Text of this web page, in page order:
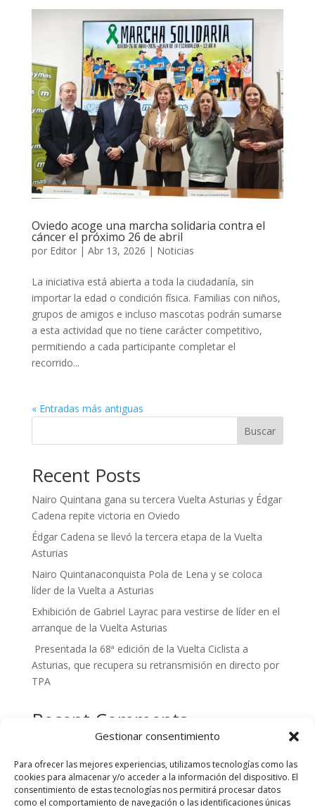
Gestionar consentimiento
Para ofrecer las mejores experiencias, utilizamos tecnologías como las
cookies para almacenar y/o acceder a la información del dispositivo. El
consentimiento de estas tecnologías nos permitirá procesar datos
como el comportamiento de navegación o las identificaciones únicas
Oviedo acoge una marcha solidaria contra el
cáncer el próximo 26 de abril
por Editor| Abr 13, 2026 | Noticias
La iniciativa está abierta a toda la ciudadanía, sin
importar la edad o condición física. Familias con niños,
grupos de amigos e incluso mascotas podrán sumarse
a esta actividad que no tiene carácter competitivo,
permitiendo a cada participante completar el
recorrido...
« Entradas más antiguas
Buscar
Recent Posts
Nairo Quintana gana su tercera Vuelta Asturias y Édgar
Cadena repite victoria en Oviedo
Édgar Cadena se llevó la tercera etapa de la Vuelta
Asturias
Nairo Quintanaconquista Pola de Lena y se coloca
líder de la Vuelta a Asturias
Exhibición de Gabriel Layrac para vestirse de líder en el
arranque de la Vuelta Asturias
Presentada la 68ª edición de la Vuelta Ciclista a
Asturias, que recupera su retransmisión en directo por
TPA
Recent Comments
No hay comentarios que mostrar.